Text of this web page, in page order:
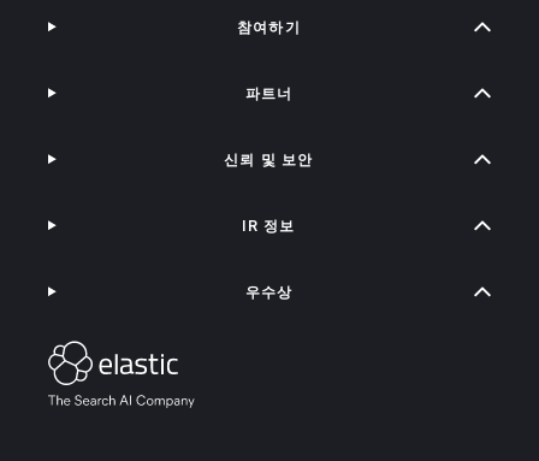
참여하기
파트너
신뢰 및 보안
IR 정보
우수상